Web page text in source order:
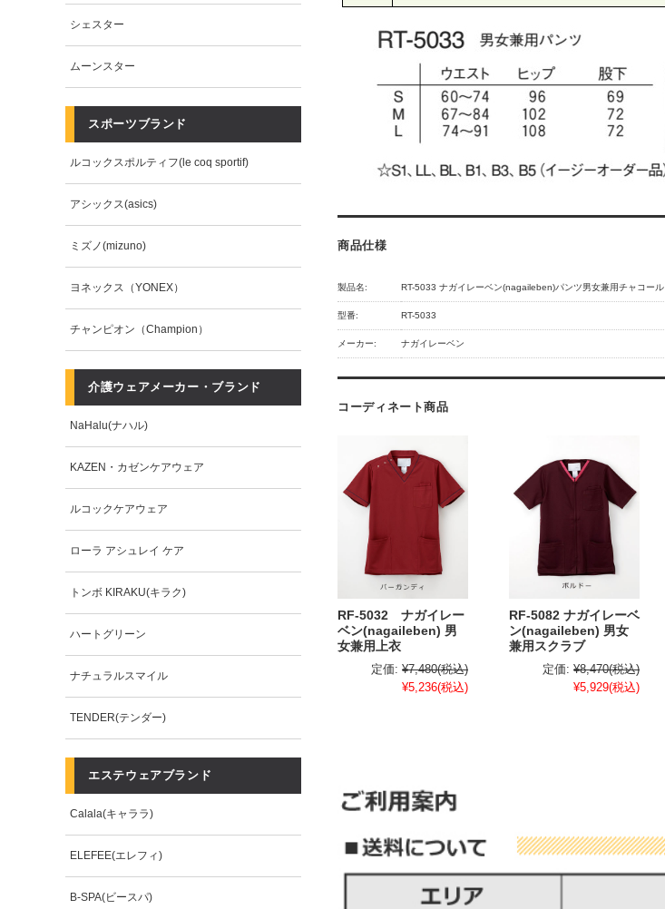
商品仕様
製品名: RT-5033 ナガイレーベン(nagaileben)パンツ男女兼用チャコール
型番: RT-5033
メーカー: ナガイレーベン
コーディネート商品
RF-5032 ナガイレー
ベン(nagaileben) 男
女兼用上衣
定価: ¥7,480(税込)
¥5,236(税込)
RF-5082 ナガイレーベ
ン(nagaileben) 男女
兼用スクラブ
定価: ¥8,470(税込)
¥5,929(税込)
シェスター
ムーンスター
スポーツブランド
ルコックスポルティフ(le coq sportif)
アシックス(asics)
ミズノ(mizuno)
ヨネックス（YONEX）
チャンピオン（Champion）
介護ウェアメーカー・ブランド
NaHalu(ナハル)
KAZEN・カゼンケアウェア
ルコックケアウェア
ローラ アシュレイ ケア
トンボ KIRAKU(キラク)
ハートグリーン
ナチュラルスマイル
TENDER(テンダー)
エステウェアブランド
Calala(キャララ)
ELEFEE(エレフィ)
B-SPA(ビースパ)